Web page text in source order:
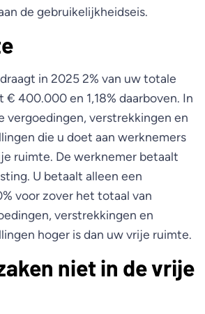
de gebruikelijkheidseis.
in 2025 2% van uw totale
400.000 en 1,18% daarboven. In
vergoedingen, verstrekkingen en
die u doet aan werknemers
ruimte. De werknemer betaalt
U betaalt alleen een
voor zover het totaal van
verstrekkingen en
hoger is dan uw vrije ruimte.
niet in de vrije